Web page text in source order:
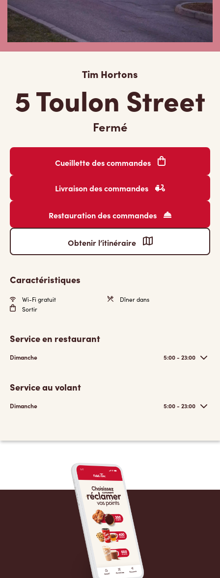
Tim Hortons
5 Toulon Street
Fermé
Cueillette des commandes
Livraison des commandes
Restauration des commandes
Obtenir l’itinéraire
Caractéristiques
Wi-Fi gratuit
Dîner dans
Sortir
Service en restaurant
Dimanche 5:00 - 23:00
Service au volant
Dimanche 5:00 - 23:00